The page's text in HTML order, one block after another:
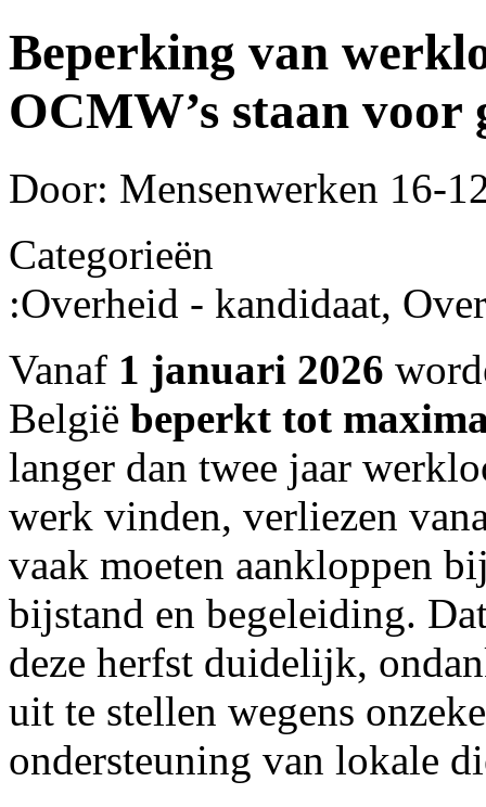
Beperking van
OCMW’s staan
Door: Mensenwerken 16-
Categorieën
:Overheid - kandidaat,
Vanaf 1 januari 2026
België beperkt tot
langer dan twee jaar
werk vinden, verliezen
vaak moeten aankloppen
bijstand en begeleiding.
deze herfst duidelijk,
uit te stellen wegens
ondersteuning van lokale